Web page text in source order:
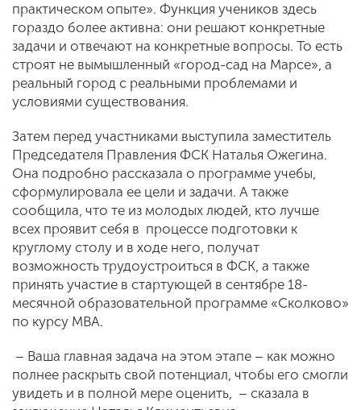
практическом опыте». Функция учеников здесь
гораздо более активна: они решают конкретные
задачи и отвечают на конкретные вопросы. То есть
строят не вымышленный «город-сад на Марсе», а
реальный город с реальными проблемами и
условиями существования.
Затем перед участниками выступила заместитель
Председателя Правления ФСК Наталья Ожегина.
Она подробно рассказала о программе учебы,
сформулировала ее цели и задачи. А также
сообщила, что те из молодых людей, кто лучше
всех проявит себя в процессе подготовки к
круглому столу и в ходе него, получат
возможность трудоустроиться в ФСК, а также
принять участие в стартующей в сентябре 18-
месячной образовательной программе «Сколково»
по курсу MBA.
– Ваша главная задача на этом этапе – как можно
полнее раскрыть свой потенциал, чтобы его смогли
увидеть и в полной мере оценить, – сказала в